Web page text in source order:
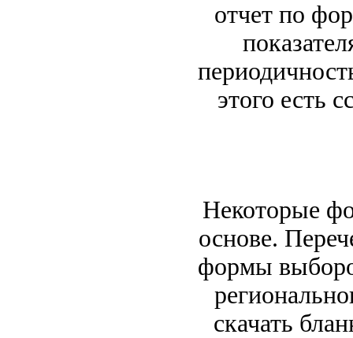
отчет по
этого есть
Некоторые
основе.
формы
скачать